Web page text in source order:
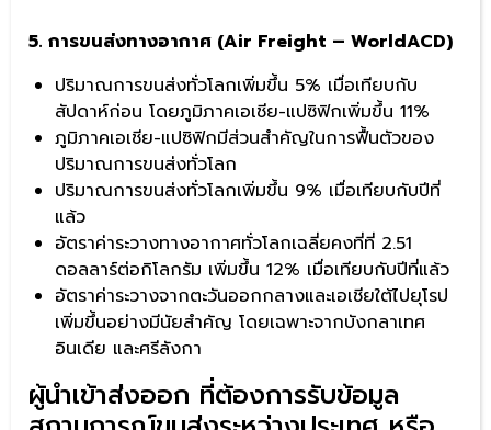
5. การขนส่งทางอากาศ (Air Freight – WorldACD)
ปริมาณการขนส่งทั่วโลกเพิ่มขึ้น 5% เมื่อเทียบกับ
สัปดาห์ก่อน โดยภูมิภาคเอเชีย-แปซิฟิกเพิ่มขึ้น 11%
ภูมิภาคเอเชีย-แปซิฟิกมีส่วนสำคัญในการฟื้นตัวของ
ปริมาณการขนส่งทั่วโลก
ปริมาณการขนส่งทั่วโลกเพิ่มขึ้น 9% เมื่อเทียบกับปีที่
แล้ว
อัตราค่าระวางทางอากาศทั่วโลกเฉลี่ยคงที่ที่ 2.51
ดอลลาร์ต่อกิโลกรัม เพิ่มขึ้น 12% เมื่อเทียบกับปีที่แล้ว
อัตราค่าระวางจากตะวันออกกลางและเอเชียใต้ไปยุโรป
เพิ่มขึ้นอย่างมีนัยสำคัญ โดยเฉพาะจากบังกลาเทศ
อินเดีย และศรีลังกา
ผู้นำเข้าส่งออก ที่ต้องการรับข้อมูล